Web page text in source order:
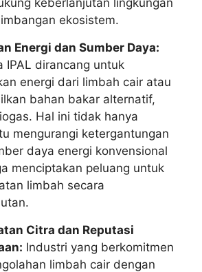
ekosistem.
Energi dan Sumber Daya:
IPAL dirancang untuk
energi dari limbah cair atau
bahan bakar alternatif,
Hal ini tidak hanya
mengurangi ketergantungan
daya energi konvensional
menciptakan peluang untuk
limbah secara
Citra dan Reputasi
Industri yang berkomitmen
limbah cair dengan